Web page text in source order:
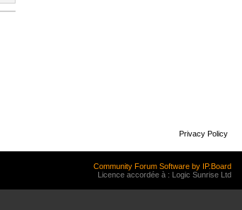
Privacy Policy
Community Forum Software by IP.Board
Licence accordée à : Logic Sunrise Ltd